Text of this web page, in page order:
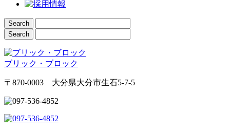
ブリック・ブロック
〒870-0003 大分県大分市生石5-7-5